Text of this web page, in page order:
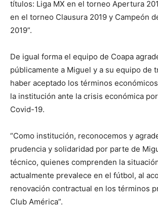
títulos: Liga MX en el torneo Apertura
en el torneo Clausura 2019 y Campeón
2019”.
De igual forma el equipo de Coapa
públicamente a Miguel y a su equipo de
haber aceptado los términos
la institución ante la crisis económica
Covid-19.
“Como institución, reconocemos y
prudencia y solidaridad por parte de
técnico, quienes comprenden la
actualmente prevalece en el fútbol, al
renovación contractual en los términos
Club América”.